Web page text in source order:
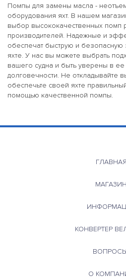
Помпы для замены масла -
оборудования яхт. В нашем
выбор высококачественных помп
производителей. Надежные и
обеспечат быструю и
яхте. У нас вы можете выбрать
вашего судна и быть уверены в ее
долговечности. Не откладывайте
обеспечьте своей яхте
помощью качественной помпы.
ГЛАВНАЯ
МАГАЗИН
КОНВЕРТЕР
О